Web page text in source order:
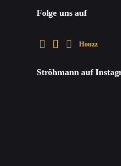
Folge uns auf
Houzz
Ströhmann auf